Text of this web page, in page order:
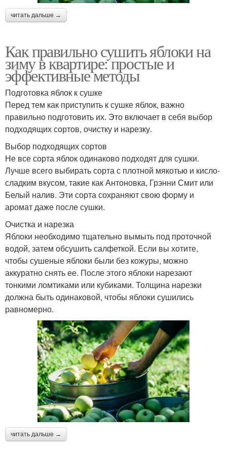
читать дальше →
Как правильно сушить яблоки на
зиму в квартире: простые и
эффективные методы
Подготовка яблок к сушке
Перед тем как приступить к сушке яблок, важно
правильно подготовить их. Это включает в себя выбор
подходящих сортов, очистку и нарезку.
Выбор подходящих сортов
Не все сорта яблок одинаково подходят для сушки.
Лучше всего выбирать сорта с плотной мякотью и кисло-
сладким вкусом, такие как Антоновка, Грэнни Смит или
Белый налив. Эти сорта сохраняют свою форму и
аромат даже после сушки.
Очистка и нарезка
Яблоки необходимо тщательно вымыть под проточной
водой, затем обсушить салфеткой. Если вы хотите,
чтобы сушеные яблоки были без кожуры, можно
аккуратно снять ее. После этого яблоки нарезают
тонкими ломтиками или кубиками. Толщина нарезки
должна быть одинаковой, чтобы яблоки сушились
равномерно.
читать дальше →